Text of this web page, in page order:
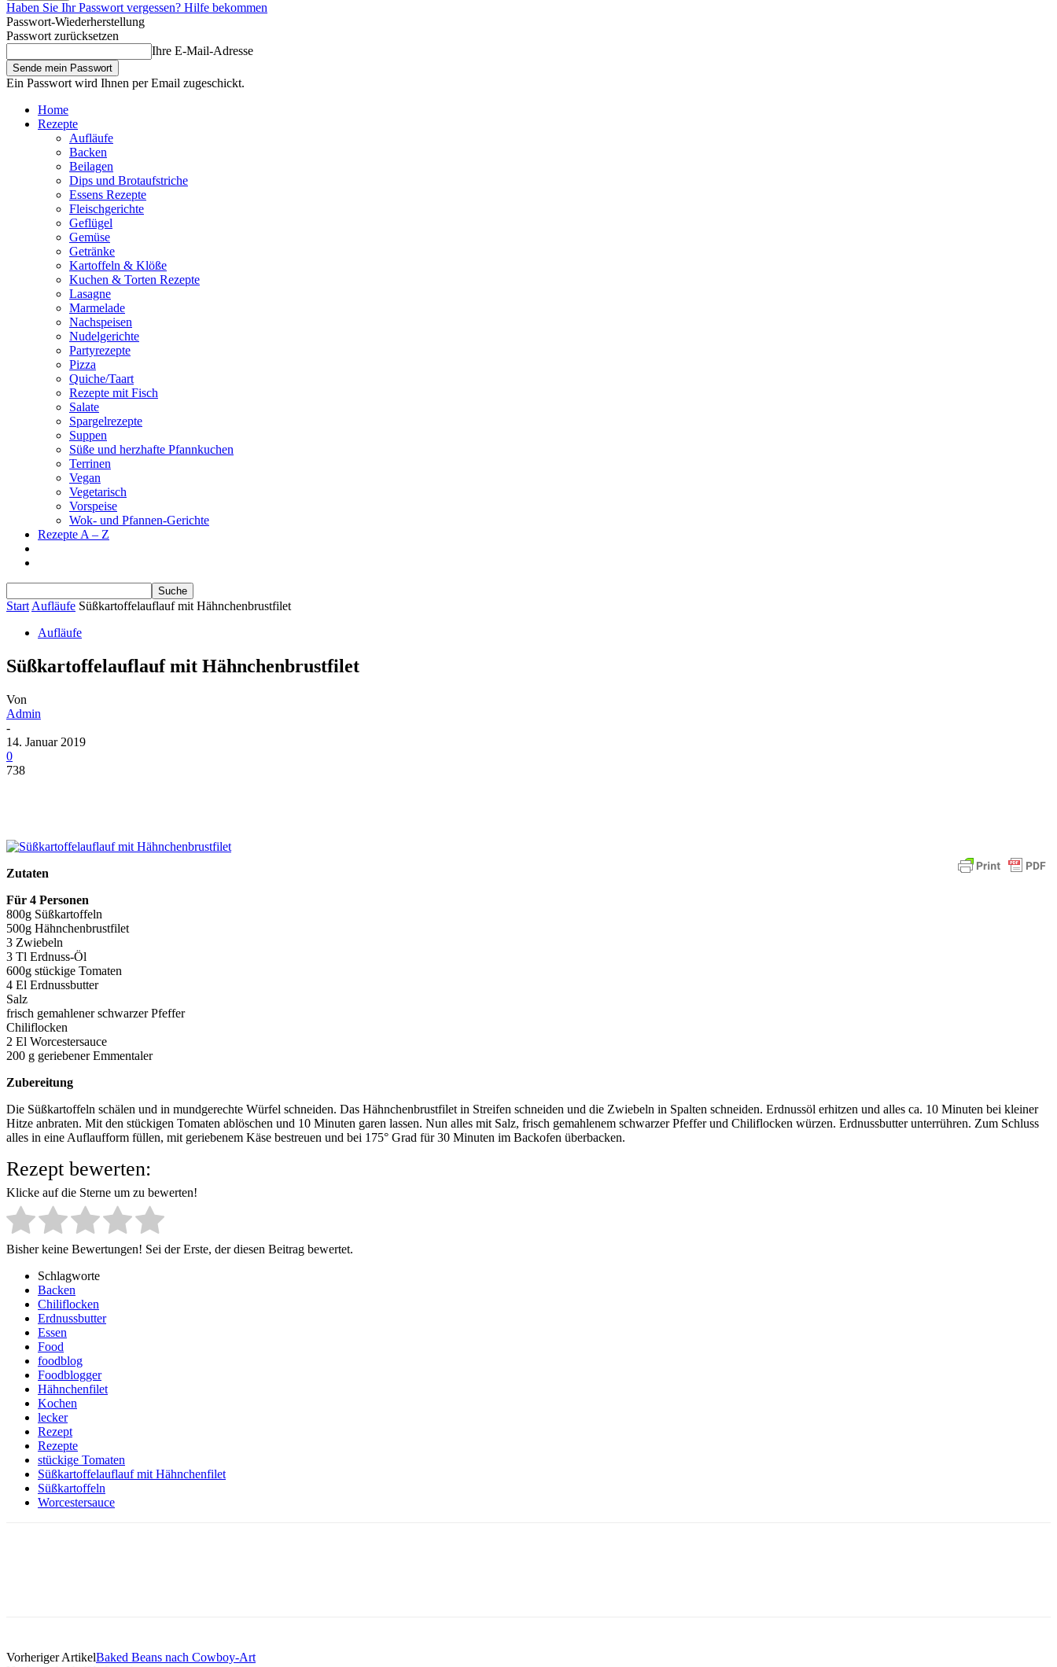
Haben Sie Ihr Passwort vergessen? Hilfe bekommen
Passwort-Wiederherstellung
Passwort zurücksetzen
Ihre E-Mail-Adresse
Ein Passwort wird Ihnen per Email zugeschickt.
Home
Rezepte
Aufläufe
Backen
Beilagen
Dips und Brotaufstriche
Essens Rezepte
Fleischgerichte
Geflügel
Gemüse
Getränke
Kartoffeln & Klöße
Kuchen & Torten Rezepte
Lasagne
Marmelade
Nachspeisen
Nudelgerichte
Partyrezepte
Pizza
Quiche/Taart
Rezepte mit Fisch
Salate
Spargelrezepte
Suppen
Süße und herzhafte Pfannkuchen
Terrinen
Vegan
Vegetarisch
Vorspeise
Wok- und Pfannen-Gerichte
Rezepte A – Z
Start Aufläufe Süßkartoffelauflauf mit Hähnchenbrustfilet
Aufläufe
Süßkartoffelauflauf mit Hähnchenbrustfilet
Von
Admin
-
14. Januar 2019
0
738
Zutaten
Für 4 Personen
800g Süßkartoffeln
500g Hähnchenbrustfilet
3 Zwiebeln
3 Tl Erdnuss-Öl
600g stückige Tomaten
4 El Erdnussbutter
Salz
frisch gemahlener schwarzer Pfeffer
Chiliflocken
2 El Worcestersauce
200 g geriebener Emmentaler
Zubereitung
Die Süßkartoffeln schälen und in mundgerechte Würfel schneiden. Das Hähnchenbrustfilet in Streifen schneiden und die Zwiebeln in Spalten schneiden. Erdnussöl erhitzen und alles ca. 10 Minuten bei kleiner
Hitze anbraten. Mit den stückigen Tomaten ablöschen und 10 Minuten garen lassen. Nun alles mit Salz, frisch gemahlenem schwarzer Pfeffer und Chiliflocken würzen. Erdnussbutter unterrühren. Zum Schluss
alles in eine Auflaufform füllen, mit geriebenem Käse bestreuen und bei 175° Grad für 30 Minuten im Backofen überbacken.
Rezept bewerten:
Klicke auf die Sterne um zu bewerten!
Bisher keine Bewertungen! Sei der Erste, der diesen Beitrag bewertet.
Schlagworte
Backen
Chiliflocken
Erdnussbutter
Essen
Food
foodblog
Foodblogger
Hähnchenfilet
Kochen
lecker
Rezept
Rezepte
stückige Tomaten
Süßkartoffelauflauf mit Hähnchenfilet
Süßkartoffeln
Worcestersauce
Vorheriger ArtikelBaked Beans nach Cowboy-Art